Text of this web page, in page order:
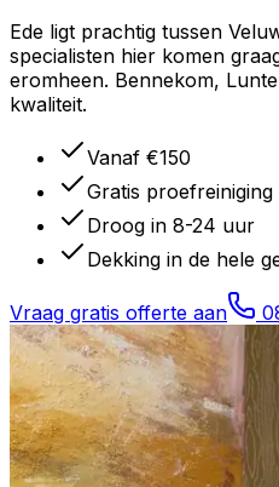
Ede ligt prachtig tussen
specialisten hier komen
eromheen. Bennekom,
kwaliteit.
Vanaf €150
Gratis proefreiniging
Droog in 8-24 uur
Dekking in de hele
Vraag gratis offerte aan